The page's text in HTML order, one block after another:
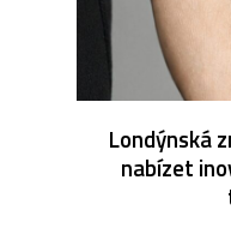
Londýnská
nabízet